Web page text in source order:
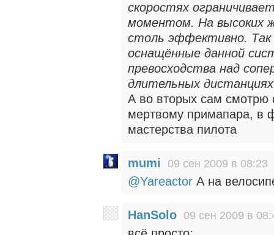
скоростях
моментом. На высоких
столь эффективно. Так
оснащённые данной
превосходства над
длительных
А во вторых сам
мертвому примапара, в
мастерства пилота
mumi 09 сен 2009 в 08:23
@Yareactor А на
HanSolo 09 сен 2009 в